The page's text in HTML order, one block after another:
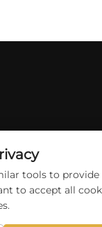
af
hos
erfaring tilbyder vi
USB
tools to provide
to accept all